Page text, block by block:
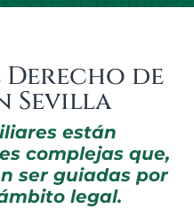
Derecho de
Sevilla
están
complejas que,
ser guiadas por
legal.